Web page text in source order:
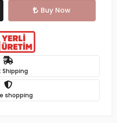
Buy Now
Shipping
shopping